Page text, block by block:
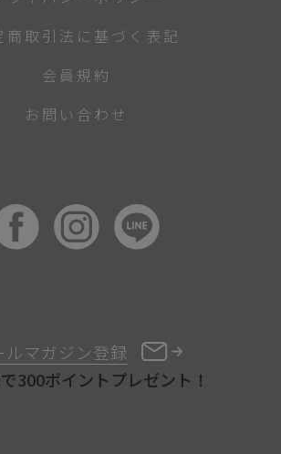
ルマガジン登録
300ポイントプレゼント！
商取引法に基づく表記
会員規約
お問い合わせ